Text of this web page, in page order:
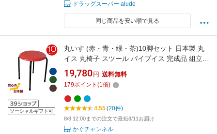
ドラッグスーパー alude
同じ商品を安い順で見る
ソーシャルギフト可
丸いす (赤・青・緑・茶)10脚セット 日本製 丸
イス 丸椅子 スツール パイプイス 完成品 組立不
要 国産 業務用 飲食店 居酒屋 丸 スタッキング
パイプ椅子
19,780 円 送料無料
179ポイント (1倍)
4.55(20件)
8/8 12:00までの注文で最短8/11お届け
かぐチャンネル